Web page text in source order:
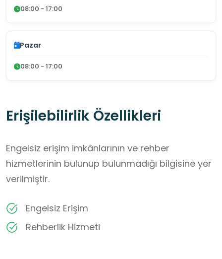
08:00 - 17:00
Pazar
08:00 - 17:00
Erişilebilirlik Özellikleri
Engelsiz erişim imkânlarının ve rehber
hizmetlerinin bulunup bulunmadığı bilgisine yer
verilmiştir.
Engelsiz Erişim
Rehberlik Hizmeti